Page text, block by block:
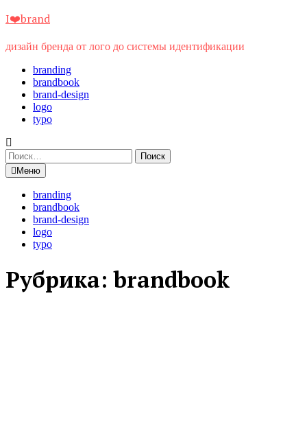
Перейти
содержимому
I❤️brand
дизайн бренда от лого до системы идентификации
branding
brandbook
brand-design
logo
typo
Найти:
Меню
branding
brandbook
brand-design
logo
typo
Рубрика:brandbook